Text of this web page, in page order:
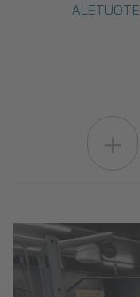
ALETUOTE